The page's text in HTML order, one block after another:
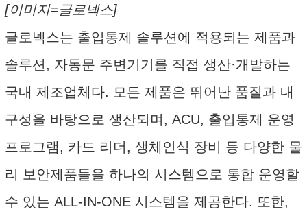
[이미지=글로넥스]
글로넥스는 출입통제 솔루션에 적용되는 제품과
솔루션, 자동문 주변기기를 직접 생산·개발하는
국내 제조업체다. 모든 제품은 뛰어난 품질과 내
구성을 바탕으로 생산되며, ACU, 출입통제 운영
프로그램, 카드 리더, 생체인식 장비 등 다양한 물
리 보안제품들을 하나의 시스템으로 통합 운영할
수 있는 ALL-IN-ONE 시스템을 제공한다. 또한,